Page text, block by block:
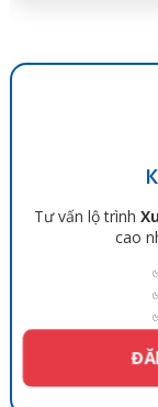
Tư vấn lộ trình
cao